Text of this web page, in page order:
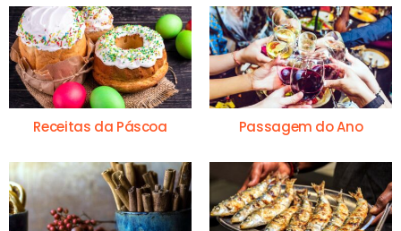
Receitas da Páscoa Passagem do Ano